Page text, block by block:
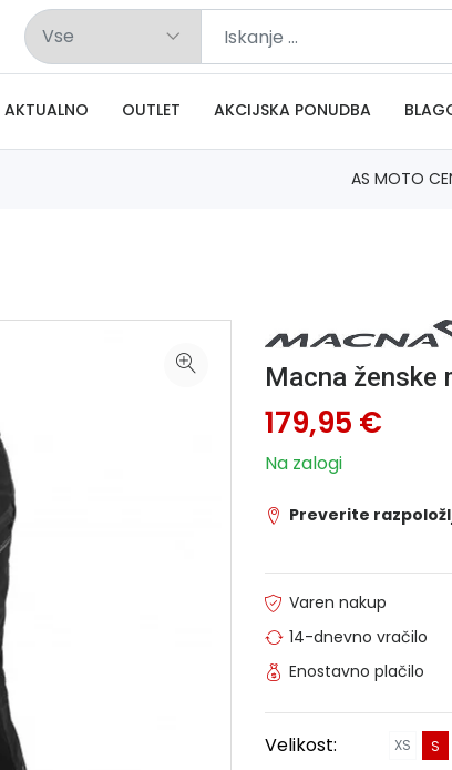
AKTUALNO OUTLET AKCIJSKA PONUDBA
AS MOTO
Macna ženske
179,95 €
Na zalogi
Preverite
Varen nakup
14-dnevno vračilo
Enostavno plačilo
Velikost: XS S